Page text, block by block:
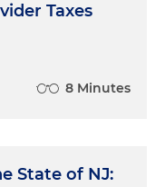
Taxes
8 Minutes
State of NJ: